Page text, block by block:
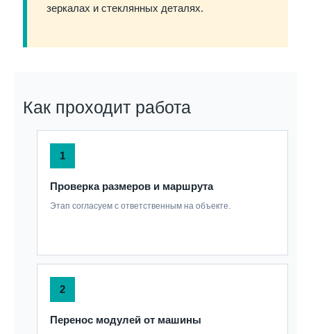
зеркалах и стеклянных деталях.
Как проходит работа
1
Проверка размеров и маршрута
Этап согласуем с ответственным на объекте.
2
Перенос модулей от машины